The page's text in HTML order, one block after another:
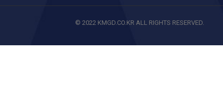
© 2022 KMGD.CO.KR ALL RIGHTS RESERVED.